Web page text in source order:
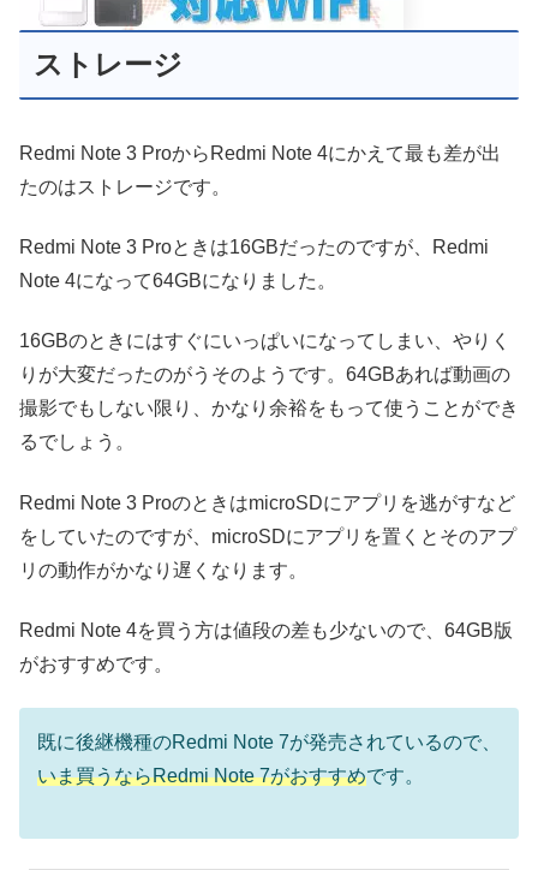
ストレージ
Redmi Note 3 ProからRedmi Note 4にかえて最も差が出
たのはストレージです。
Redmi Note 3 Proときは16GBだったのですが、Redmi
Note 4になって64GBになりました。
16GBのときにはすぐにいっぱいになってしまい、やりく
りが大変だったのがうそのようです。64GBあれば動画の
撮影でもしない限り、かなり余裕をもって使うことができ
るでしょう。
Redmi Note 3 ProのときはmicroSDにアプリを逃がすなど
をしていたのですが、microSDにアプリを置くとそのアプ
リの動作がかなり遅くなります。
Redmi Note 4を買う方は値段の差も少ないので、64GB版
がおすすめです。
既に後継機種のRedmi Note 7が発売されているので、
いま買うならRedmi Note 7がおすすめです。